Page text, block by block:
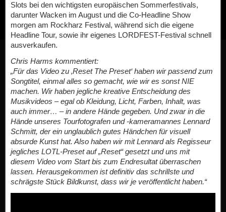
Slots bei den wichtigsten europäischen Sommerfestivals,
darunter Wacken im August und die Co-Headline Show
morgen am Rockharz Festival, während sich die eigene
Headline Tour, sowie ihr eigenes LORDFEST-Festival schnell
ausverkaufen.
Chris Harms kommentiert:
„Für das Video zu ‚Reset The Preset‘ haben wir passend zum
Songtitel, einmal alles so gemacht, wie wir es sonst NIE
machen. Wir haben jegliche kreative Entscheidung des
Musikvideos – egal ob Kleidung, Licht, Farben, Inhalt, was
auch immer… – in andere Hände gegeben. Und zwar in die
Hände unseres Tourfotografen und -kameramannes Lennard
Schmitt, der ein unglaublich gutes Händchen für visuell
absurde Kunst hat. Also haben wir mit Lennard als Regisseur
jegliches LOTL-Preset auf „Reset“ gesetzt und uns mit
diesem Video vom Start bis zum Endresultat überraschen
lassen. Herausgekommen ist definitiv das schrillste und
schrägste Stück Bildkunst, dass wir je veröffentlicht haben.“